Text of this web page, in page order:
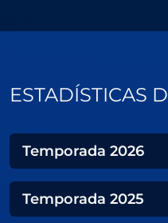
ESTADÍSTICAS
Temporada 2026
Temporada 2025